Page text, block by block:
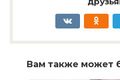
Вам также может